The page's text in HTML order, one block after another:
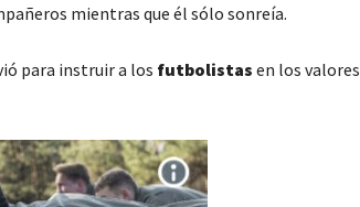
mientras que él sólo sonreía.
para instruir a los futbolistas en los valores